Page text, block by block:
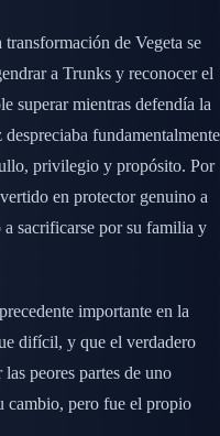
de Vegeta se
a Trunks y reconocer el
superar mientras defendía la
fundamentalmente
privilegio y propósito. Por
en protector genuino a
sacrificarse por su familia y
importante en la
difícil, y que el verdadero
peores partes de uno
cambio, pero fue el propio